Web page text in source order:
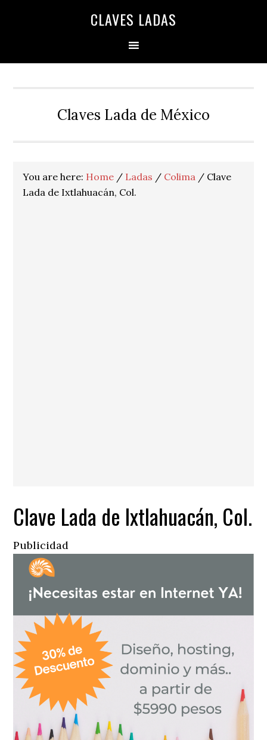
CLAVES LADAS
Claves Lada de México
You are here: Home / Ladas / Colima / Clave
Lada de Ixtlahuacán, Col.
Clave Lada de Ixtlahuacán, Col.
Publicidad